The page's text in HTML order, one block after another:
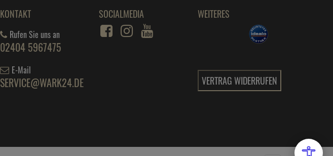
KONTAKT
Rufen Sie uns an
02404 5967475
E-Mail
SERVICE@WARK24.DE
SOCIALMEDIA WEITERES
VERTRAG WIDERRUFEN